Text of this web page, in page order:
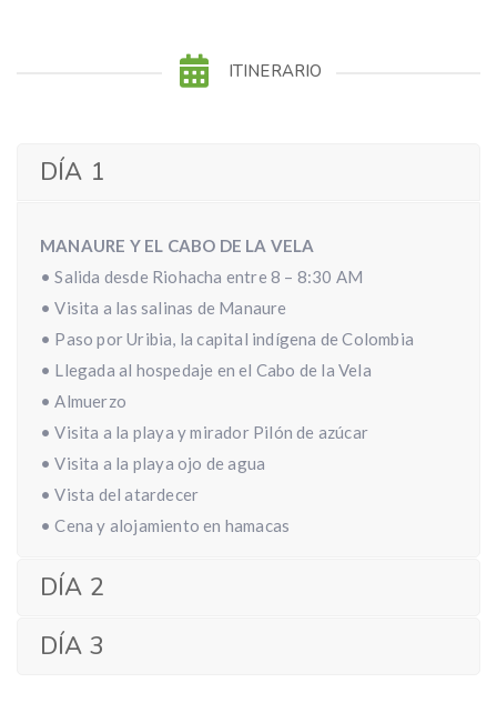
ITINERARIO
DÍA 1
MANAURE Y EL CABO DE LA VELA
• Salida desde Riohacha entre 8 – 8:30 AM
• Visita a las salinas de Manaure
• Paso por Uribia, la capital indígena de Colombia
• Llegada al hospedaje en el Cabo de la Vela
• Almuerzo
• Visita a la playa y mirador Pilón de azúcar
• Visita a la playa ojo de agua
• Vista del atardecer
• Cena y alojamiento en hamacas
DÍA 2
DÍA 3